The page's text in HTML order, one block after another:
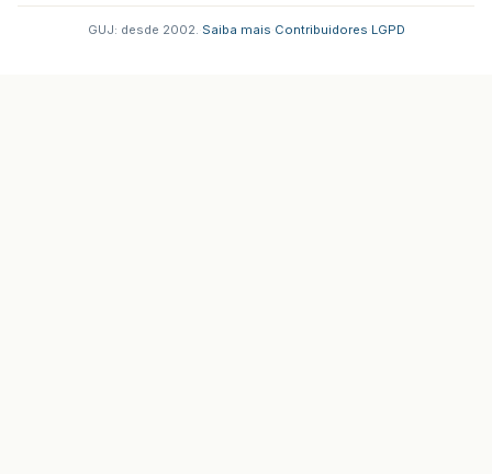
GUJ: desde 2002. Saiba mais Contribuidores LGPD